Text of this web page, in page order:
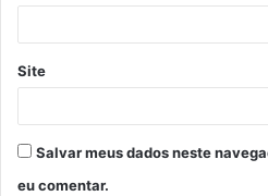
*
Site
Salvar meus dados neste
eu comentar.